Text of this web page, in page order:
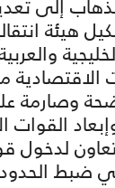
أي الذهاب
هيئة
الاقتصادية
وصارمة
القوات
لدخول
ضبط